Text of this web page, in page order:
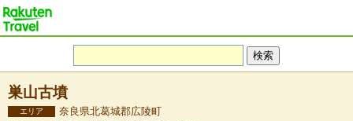
巣山古墳
エリア 奈良県北葛城郡広陵町